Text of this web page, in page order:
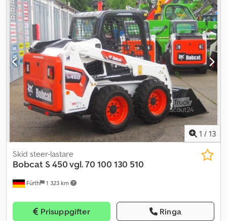
1 / 13
Fürth 1 323 km
Skid steer-lastare
Bobcat S 450 vgl. 70 100 130 510
Prisuppgifter Ringa